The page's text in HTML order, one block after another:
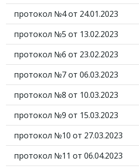
протокол №4 от 24.01.2023
протокол №5 от 13.02.2023
протокол №6 от 23.02.2023
протокол №7 от 06.03.2023
протокол №8 от 10.03.2023
протокол №9 от 15.03.2023
протокол №10 от 27.03.2023
протокол №11 от 06.04.2023